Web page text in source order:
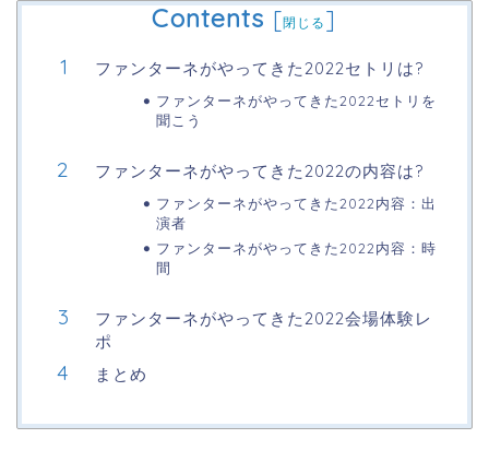
Contents [閉じる ]
ファンターネがやってきた2022セトリは?
ファンターネがやってきた2022セトリを
聞こう
ファンターネがやってきた2022の内容は?
ファンターネがやってきた2022内容：出
演者
ファンターネがやってきた2022内容：時
間
ファンターネがやってきた2022会場体験レ
ポ
まとめ